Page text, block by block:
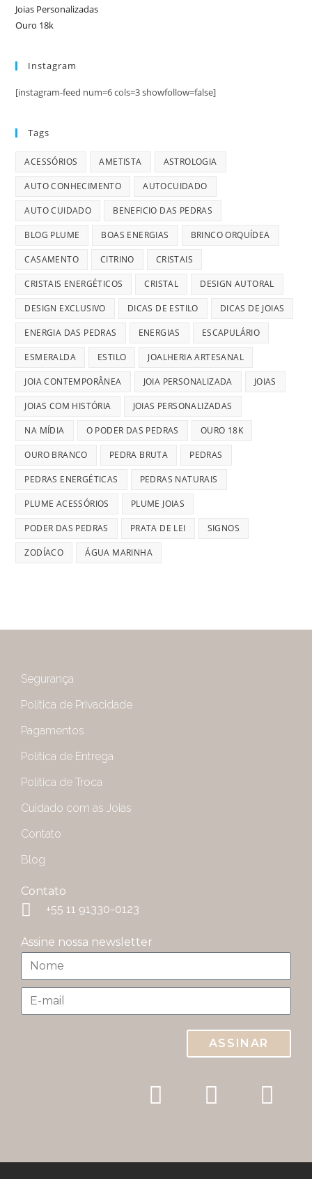
Joias Personalizadas
Ouro 18k
Instagram
[instagram-feed num=6 cols=3 showfollow=false]
Tags
ACESSÓRIOS AMETISTA ASTROLOGIA
AUTO CONHECIMENTO AUTOCUIDADO
AUTO CUIDADO BENEFICIO DAS PEDRAS
BLOG PLUME BOAS ENERGIAS BRINCO ORQUÍDEA
CASAMENTO CITRINO CRISTAIS
CRISTAIS ENERGÉTICOS CRISTAL DESIGN AUTORAL
DESIGN EXCLUSIVO DICAS DE ESTILO DICAS DE JOIAS
ENERGIA DAS PEDRAS ENERGIAS ESCAPULÁRIO
ESMERALDA ESTILO JOALHERIA ARTESANAL
JOIA CONTEMPORÂNEA JOIA PERSONALIZADA JOIAS
JOIAS COM HISTÓRIA JOIAS PERSONALIZADAS
NA MÍDIA O PODER DAS PEDRAS OURO 18K
OURO BRANCO PEDRA BRUTA PEDRAS
PEDRAS ENERGÉTICAS PEDRAS NATURAIS
PLUME ACESSÓRIOS PLUME JOIAS
PODER DAS PEDRAS PRATA DE LEI SIGNOS
ZODÍACO ÁGUA MARINHA
Segurança
Política de Privacidade
Pagamentos
Política de Entrega
Política de Troca
Cuidado com as Joias
Contato
Blog
Contato
+55 11 91330-0123
Assine nossa newsletter
ASSINAR